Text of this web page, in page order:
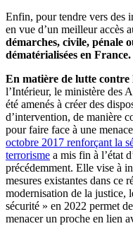
Enfin, pour tendre vers des
en vue d’un meilleur accès
démarches, civile, pénale
dématérialisées en France.
En matière de lutte contre
l’Intérieur, le ministère des
été amenés à créer des
d’intervention, de manière
pour faire face à une
octobre 2017 renforçant la
terrorisme a mis fin à l’état
précédemment. Elle vise à
mesures existantes dans ce
modernisation de la justice,
sécurité » en 2022 permet
menacer un proche en lien